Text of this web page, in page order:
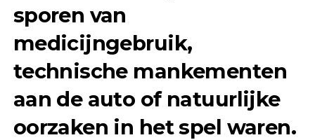
sporen van
medicijngebruik,
technische mankementen
aan de auto of natuurlijke
oorzaken in het spel waren.